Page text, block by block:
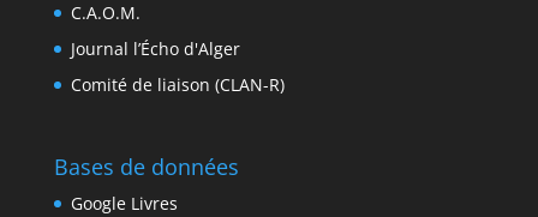
C.A.O.M.
Journal l’Écho d'Alger
Comité de liaison (CLAN-R)
Bases de données
Google Livres